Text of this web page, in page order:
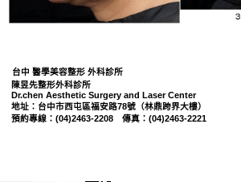
台中 醫學美容整形 外科診所
陳昱先整形外科診所
Dr.chen Aesthetic Surgery and Laser Center
地址：台中市西屯區福安路78號（林鼎跨界大樓）
預約專線： (04)2463-2208 傳真： (04)2463-2221